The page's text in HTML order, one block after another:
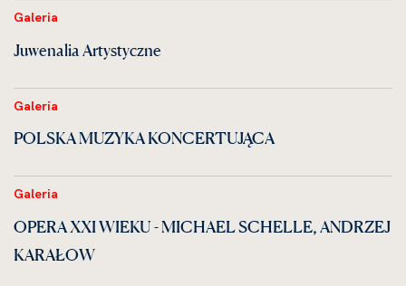
Galeria
Juwenalia Artystyczne
Galeria
POLSKA MUZYKA KONCERTUJĄCA
Galeria
OPERA XXI WIEKU - MICHAEL SCHELLE, ANDRZEJ
KARAŁOW